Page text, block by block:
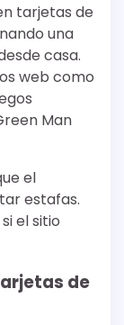
tarjetas de
una
casa.
web como
Man
el
estafas.
el sitio
de